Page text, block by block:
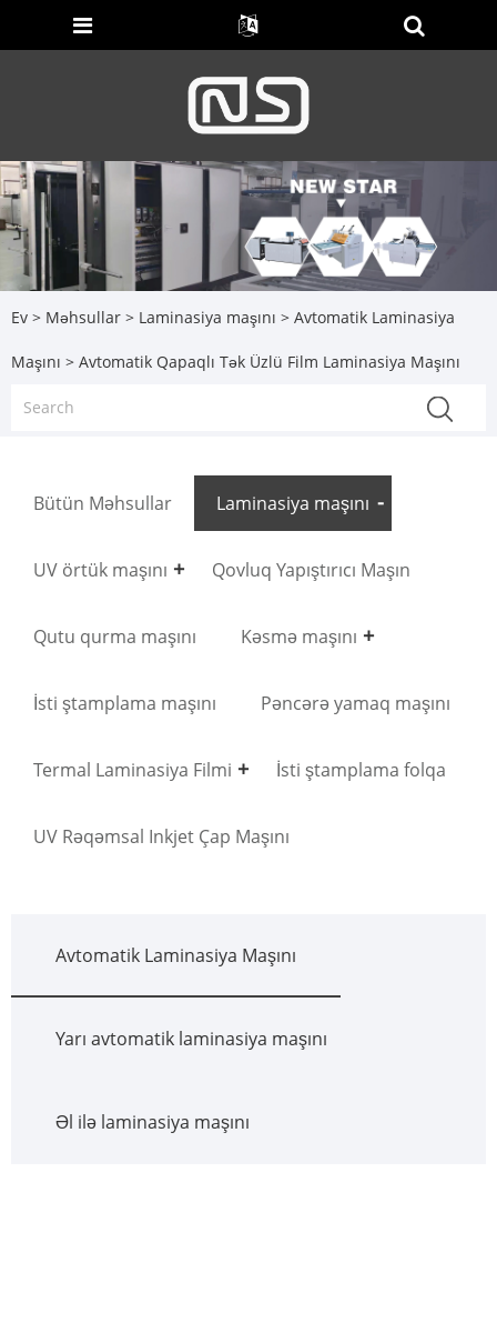
Ev > Məhsullar > Laminasiya maşını > Avtomatik Laminasiya
Maşını > Avtomatik Qapaqlı Tək Üzlü Film Laminasiya Maşını
Bütün Məhsullar Laminasiya maşını
UV örtük maşını Qovluq Yapıştırıcı Maşın
Qutu qurma maşını Kəsmə maşını
İsti ştamplama maşını Pəncərə yamaq maşını
Termal Laminasiya Filmi İsti ştamplama folqa
UV Rəqəmsal Inkjet Çap Maşını
Avtomatik Laminasiya Maşını
Yarı avtomatik laminasiya maşını
Əl ilə laminasiya maşını